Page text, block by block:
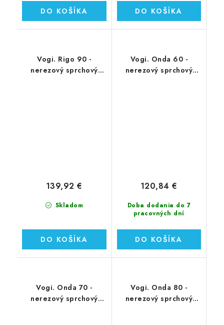
DO KOŠÍKA DO KOŠÍKA
Vogi. Rigo 90 -
nerezový sprchový
Skladom
139,92 €
DO KOŠÍKA
Vogi. Onda 60 -
nerezový sprchový
Doba dodania do 7
pracovných dní
120,84 €
DO KOŠÍKA
Vogi. Onda 70 -
nerezový sprchový
Vogi. Onda 80 -
nerezový sprchový